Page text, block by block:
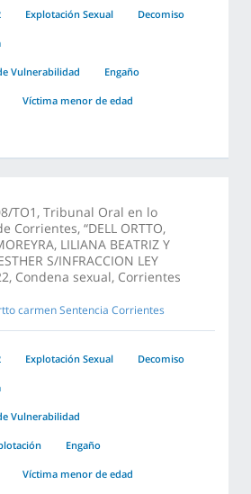
Explotación Sexual Decomiso
Vulnerabilidad Engaño
Víctima menor de edad
TO1, Tribunal Oral en lo
Corrientes, “DELL ORTTO,
LILIANA BEATRIZ Y
S/INFRACCION LEY
Condena sexual, Corrientes
carmen Sentencia Corrientes
Explotación Sexual Decomiso
Vulnerabilidad
Engaño
Víctima menor de edad